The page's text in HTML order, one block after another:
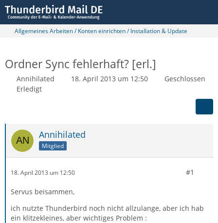
Allgemeines Arbeiten / Konten einrichten / Installation & Update
Ordner Sync fehlerhaft? [erl.]
Annihilated 18. April 2013 um 12:50
Geschlossen
Erledigt
Annihilated
Mitglied
18. April 2013 um 12:50 #1
Servus beisammen,
ich nutzte Thunderbird noch nicht allzulange, aber ich hab
ein klitzekleines, aber wichtiges Problem :